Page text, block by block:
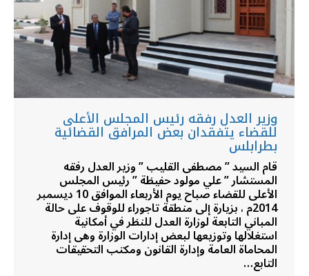
وزير العدل رفقه رئيس المجلس الأعلى
للقضاء يتفقدان بعض المرافق القضائية
بطرابلس
قام السيد ” مصطفى القليب ” وزير العدل رفقه
المستشار ” علي مولود حفيظة ” رئيس المجلس
الأعلى للقضاء صباح يوم الأربعاء الموافق 10 ديسمبر
2014م ، بزيارة إلى منطقة تاجوراء للوقوف على حالة
المباني التابعة لوزارة العدل للنظر في أمكانية
استغلالها وتوزيعها لبعض إدارات الوزارة وهى إدارة
المحاماة العامة وإدارة القانون ومكتب التحقيقات
التابع…